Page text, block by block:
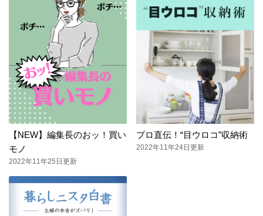
【NEW】編集長のおッ！買い
モノ
2022年11年25日更新
プロ直伝！“目ウロコ”収納術
2022年11年24日更新